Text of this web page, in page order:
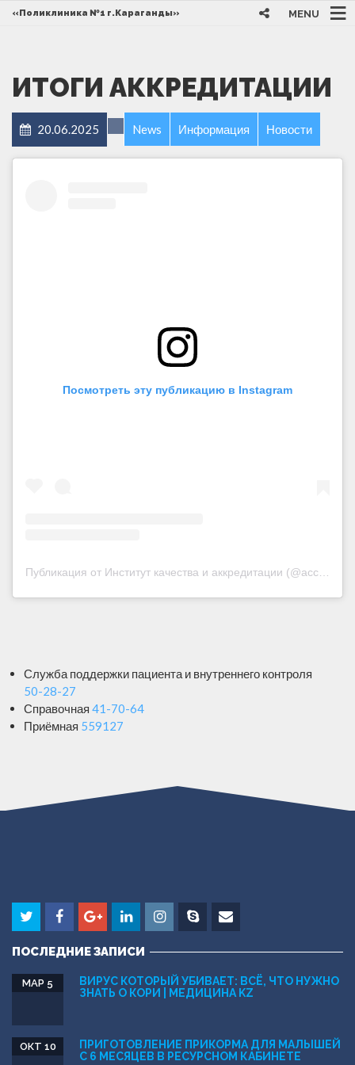
«Поликлиника №1 г.Караганды» MENU
ИТОГИ АККРЕДИТАЦИИ
20.06.2025 News Информация Новости
Посмотреть эту публикацию в Instagram
Публикация от Институт качества и аккредитации (@accreditation.kz)
Служба поддержки пациента и внутреннего контроля
50-28-27
Справочная 41-70-64
Приёмная 559127
ПОСЛЕДНИЕ ЗАПИСИ
ВИРУС КОТОРЫЙ УБИВАЕТ: ВСЁ, ЧТО НУЖНО
ЗНАТЬ О КОРИ | МЕДИЦИНА KZ
МАР 5
ПРИГОТОВЛЕНИЕ ПРИКОРМА ДЛЯ МАЛЫШЕЙ
С 6 МЕСЯЦЕВ В РЕСУРСНОМ КAБИНЕТЕ
ОКТ 10